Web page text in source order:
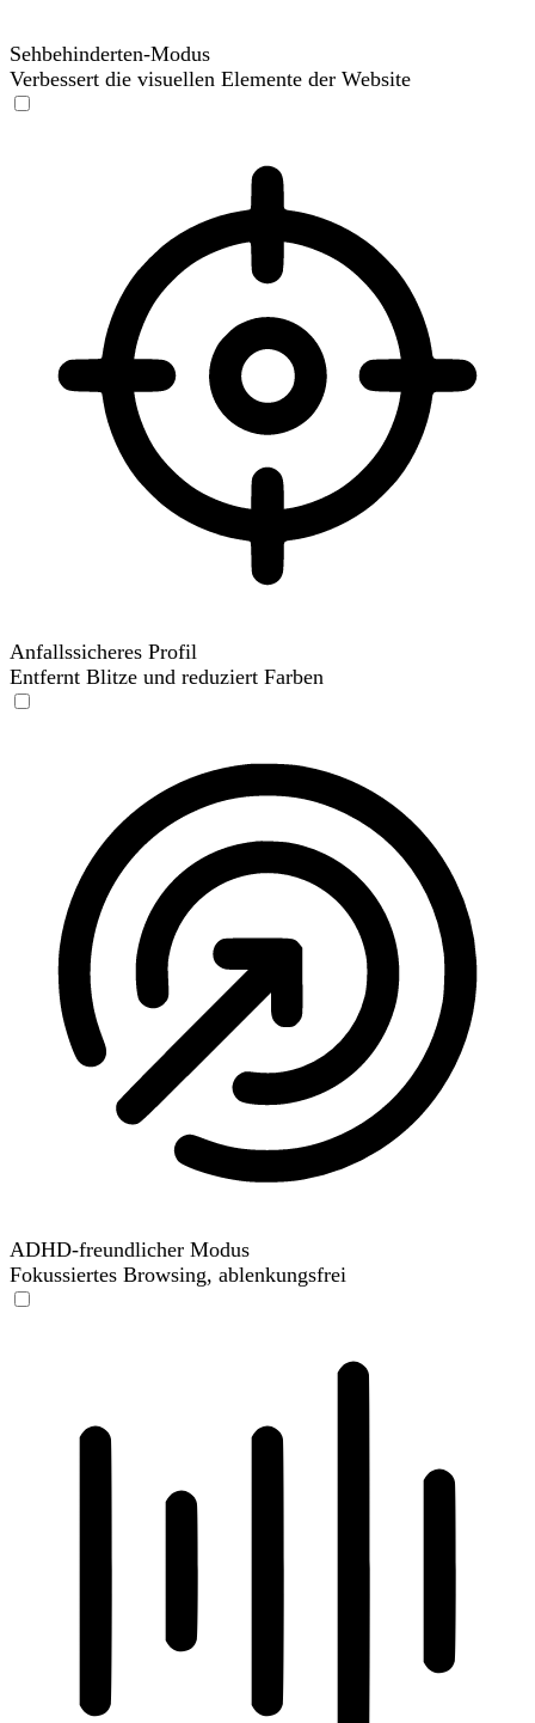
Sehbehinderten-Modus
Verbessert die visuellen Elemente der Website
Anfallssicheres Profil
Entfernt Blitze und reduziert Farben
ADHD-freundlicher Modus
Fokussiertes Browsing, ablenkungsfrei